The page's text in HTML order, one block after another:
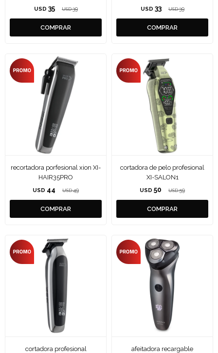
USD 35 USD 39 USD 33 USD 39
recortadora porfesional xion XI-
HAIR35PRO
USD 44 USD 49
cortadora de pelo profesional
XI-SALON1
USD 50 USD 59
cortadora profesional
afeitadora recargable